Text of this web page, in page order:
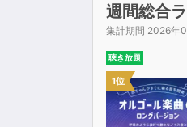
週間総合
集計期間 2026年
聴き放題
1位